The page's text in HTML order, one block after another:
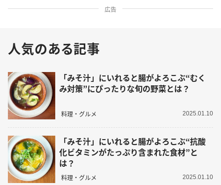
広告
人気のある記事
「みそ汁」にいれると腸がよろこぶ“むく
み対策”にぴったりな旬の野菜とは？
料理・グルメ 2025.01.10
「みそ汁」にいれると腸がよろこぶ“抗酸
化ビタミンがたっぷり含まれた食材”と
は？
料理・グルメ 2025.01.10